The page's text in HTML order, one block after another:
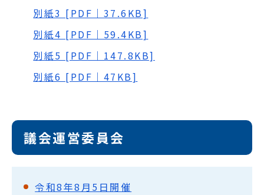
別紙3 [PDF｜37.6KB]
別紙4 [PDF｜59.4KB]
別紙5 [PDF｜147.8KB]
別紙6 [PDF｜47KB]
議会運営委員会
令和8年8月5日開催